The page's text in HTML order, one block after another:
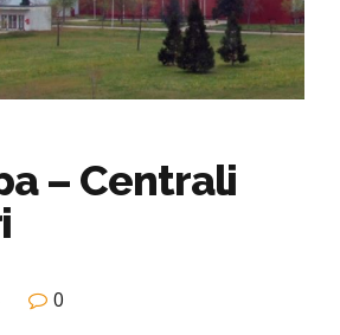
– Centrali
0